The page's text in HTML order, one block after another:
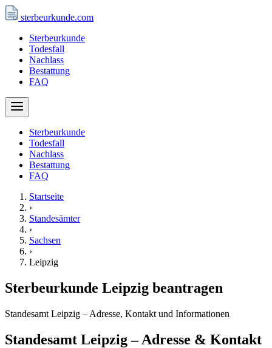
sterbeurkunde.com
Sterbeurkunde
Todesfall
Nachlass
Bestattung
FAQ
Sterbeurkunde
Todesfall
Nachlass
Bestattung
FAQ
Startseite
›
Standesämter
›
Sachsen
›
Leipzig
Sterbeurkunde Leipzig beantragen
Standesamt Leipzig – Adresse, Kontakt und Informationen
Standesamt Leipzig – Adresse & Kontakt